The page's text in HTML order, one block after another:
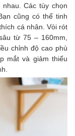
Các tùy chọn
cũng có thể tinh
cá nhân. Vòi rót
từ 75 – 160mm,
chỉnh độ cao phù
mắt và giảm thiểu